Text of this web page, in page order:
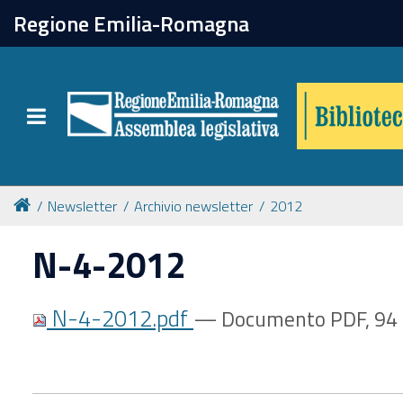
Regione Emilia-Romagna
Toggle navigation
chiudi
Catalogo online
Collezioni
Per approfondire
Appuntamenti
Newsletter Archivio newsletter 2012
N-4-2012
N-4-2012.pdf — Documento PDF,